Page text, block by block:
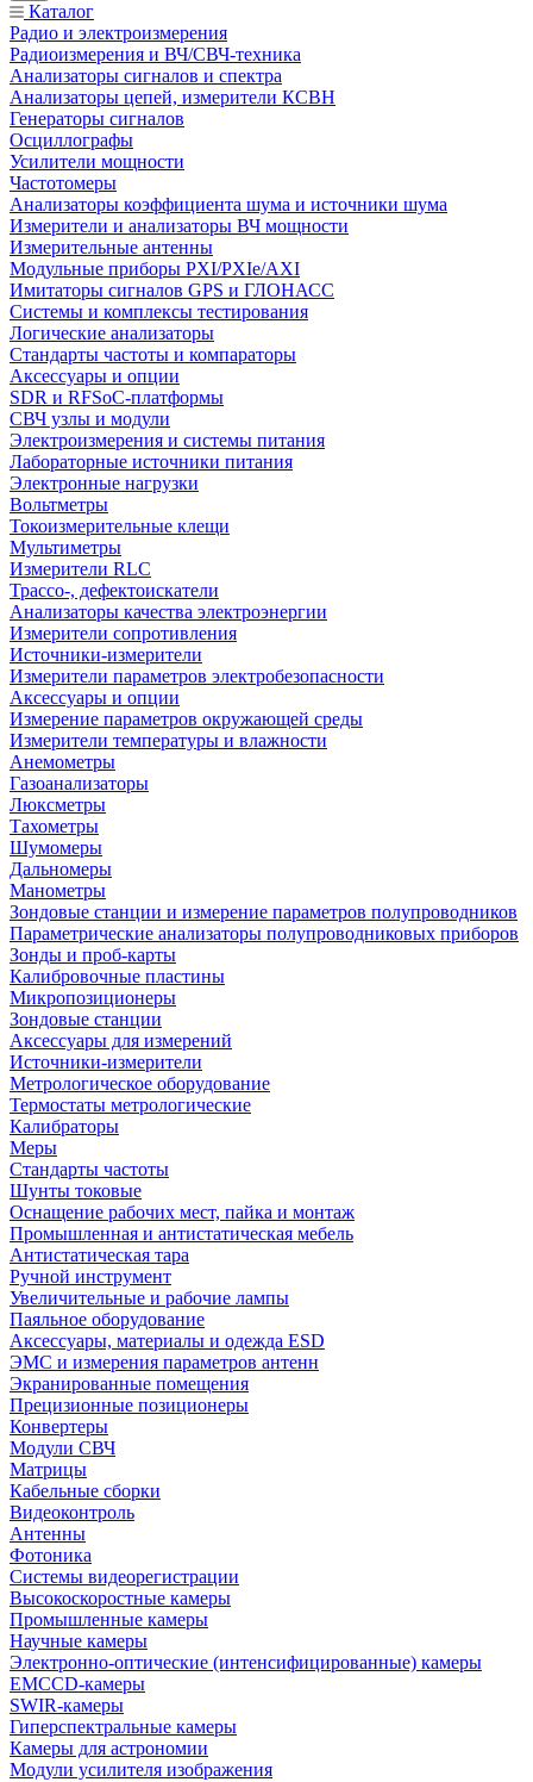
Каталог
Радио и электроизмерения
Радиоизмерения и ВЧ/СВЧ-техника
Анализаторы сигналов и спектра
Анализаторы цепей, измерители КСВН
Генераторы сигналов
Осциллографы
Усилители мощности
Частотомеры
Анализаторы коэффициента шума и источники шума
Измерители и анализаторы ВЧ мощности
Измерительные антенны
Модульные приборы PXI/PXIe/AXI
Имитаторы сигналов GPS и ГЛОНАСС
Системы и комплексы тестирования
Логические анализаторы
Стандарты частоты и компараторы
Аксессуары и опции
SDR и RFSoC‑платформы
СВЧ узлы и модули
Электроизмерения и системы питания
Лабораторные источники питания
Электронные нагрузки
Вольтметры
Токоизмерительные клещи
Мультиметры
Измерители RLC
Трассо-, дефектоискатели
Анализаторы качества электроэнергии
Измерители сопротивления
Источники-измерители
Измерители параметров электробезопасности
Аксессуары и опции
Измерение параметров окружающей среды
Измерители температуры и влажности
Анемометры
Газоанализаторы
Люксметры
Тахометры
Шумомеры
Дальномеры
Манометры
Зондовые станции и измерение параметров полупроводников
Параметрические анализаторы полупроводниковых приборов
Зонды и проб-карты
Калибровочные пластины
Микропозиционеры
Зондовые станции
Аксессуары для измерений
Источники-измерители
Метрологическое оборудование
Термостаты метрологические
Калибраторы
Меры
Стандарты частоты
Шунты токовые
Оснащение рабочих мест, пайка и монтаж
Промышленная и антистатическая мебель
Антистатическая тара
Ручной инструмент
Увеличительные и рабочие лампы
Паяльное оборудование
Аксессуары, материалы и одежда ESD
ЭМС и измерения параметров антенн
Экранированные помещения
Прецизионные позиционеры
Конвертеры
Модули СВЧ
Матрицы
Кабельные сборки
Видеоконтроль
Антенны
Фотоника
Cистемы видеорегистрации
Высокоскоростные камеры
Промышленные камеры
Научные камеры
Электронно-оптические (интенсифицированные) камеры
EMCCD-камеры
SWIR-камеры
Гиперспектральные камеры
Камеры для астрономии
Модули усилителя изображения